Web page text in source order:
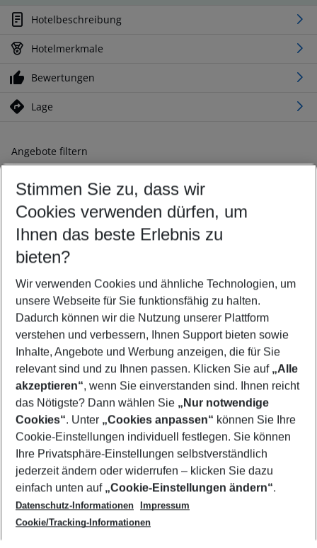
Hotelbeschreibung
Hotelmerkmale
Bewertungen
Lage
Angebote filtern
Ändern Sie Ihre Kriterien nach Ihren Wünschen
Abflughafen wählen
Beliebiger Abflughafen
Reisezeitraum wählen
08.08.26– 06.08.27 5-8 Nächte
2 Erwachsene Keine Kinder
Mehr Filter anzeigen
Footer
Footer navigation
Über uns
AGB
Cookie-Einstellungen ändern
Cookie-Richtlinie
Datenschutz
Service & Hilfe
Barrierefreies Reisen
Check-in
Folgen Sie uns
Stimmen Sie zu, dass wir
Cookies verwenden dürfen, um
Ihnen das beste Erlebnis zu
bieten?
Wir verwenden Cookies und ähnliche Technologien, um
unsere Webseite für Sie funktionsfähig zu halten.
Dadurch können wir die Nutzung unserer Plattform
verstehen und verbessern, Ihnen Support bieten sowie
Inhalte, Angebote und Werbung anzeigen, die für Sie
relevant sind und zu Ihnen passen. Klicken Sie auf „Alle
akzeptieren“, wenn Sie einverstanden sind. Ihnen reicht
das Nötigste? Dann wählen Sie „Nur notwendige
Cookies“. Unter „Cookies anpassen“ können Sie Ihre
Cookie-Einstellungen individuell festlegen. Sie können
Ihre Privatsphäre-Einstellungen selbstverständlich
jederzeit ändern oder widerrufen – klicken Sie dazu
einfach unten auf „Cookie-Einstellungen ändern“.
Datenschutz-Informationen
Impressum
Cookie/Tracking-Informationen